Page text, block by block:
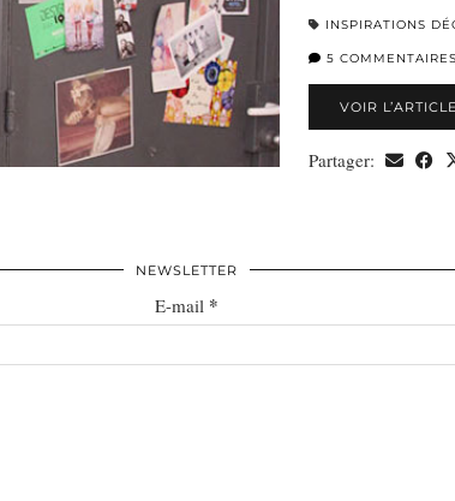
INSPIRATIONS
5 COMMENTAIRES
VOIR L’ARTICLE
Partager:
NEWSLETTER
E-mail *